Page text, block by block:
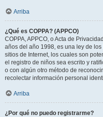
Arriba
¿Qué es COPPA? (APPCO)
COPPA, APPCO, o Acta de
años del año 1998, es una ley de
sitios de Internet, los cuales son
el registro de niños sea escrito y
o con algún otro método de
recolectar información personal
Arriba
¿Por qué no puedo registrarme?